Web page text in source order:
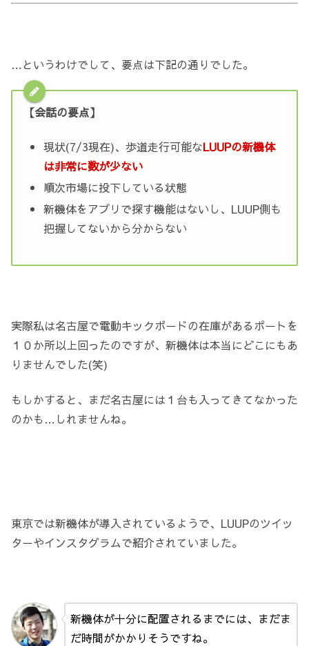
…というわけでして、要点は下記の通りでした。
【会話の要点】
現状(7/3現在)、歩道走行可能なLUUPの新機体
は非常に数が少ない
順次市場に投下している状態
新機体をアプリで探す機能はないし、LUUP側も
把握してないから分からない
実際私は名古屋で電動キックボードの在庫があるポートを
１０か所以上回ったのですが、新機体は本当にどこにもあ
りませんでした(笑)
もしかすると、まだ名古屋には１台も入ってきてなかった
のかも…しれませんね。
東京では新機体が導入されているようで、LUUPのツイッ
ターやインスタグラムで紹介されていました。
新機体が十分に配置されるまでには、まだま
だ時間がかかりそうですね。